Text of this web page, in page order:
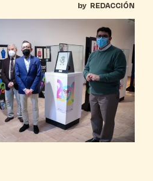
by REDACCIÓN